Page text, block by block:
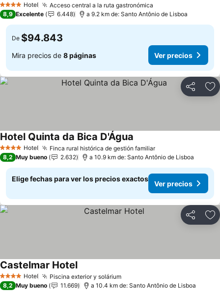
4 EstrellasHotel Acceso central a la ruta gastronómica
8,9 Excelente 6.448 a 9.2 km de: Santo Antônio de Lisboa
De $94.843
Mira precios de 8 páginas Ver precios
Compartir
4 EstrellasHotel Finca rural histórica de gestión familiarVer precios
Hotel Quinta da Bica D'Água
8,2 Muy bueno 2.632 a 10.9 km de: Santo Antônio de Lisboa
Elige fechas para ver los precios exactos
Ver precios
Compartir
4 EstrellasHotel Piscina exterior y soláriumVer precios
Castelmar HotelVer precios
8,2 Muy bueno 11.669 a 10.4 km de: Santo Antônio de Lisboa